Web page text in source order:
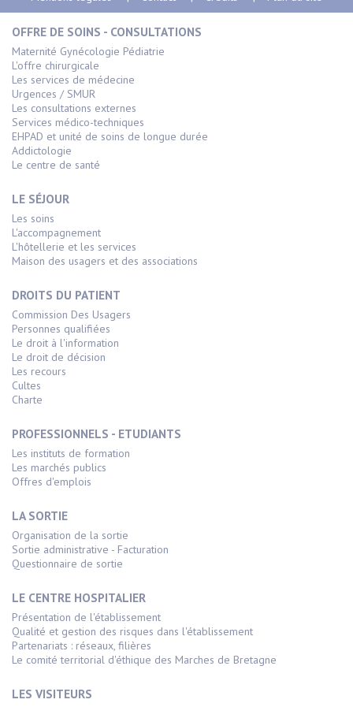
OFFRE DE SOINS - CONSULTATIONS
Maternité Gynécologie Pédiatrie
L'offre chirurgicale
Les services de médecine
Urgences / SMUR
Les consultations externes
Services médico-techniques
EHPAD et unité de soins de longue durée
Addictologie
Le centre de santé
LE SÉJOUR
Les soins
L'accompagnement
L'hôtellerie et les services
Maison des usagers et des associations
DROITS DU PATIENT
Commission Des Usagers
Personnes qualifiées
Le droit à l'information
Le droit de décision
Les recours
Cultes
Charte
PROFESSIONNELS - ETUDIANTS
Les instituts de formation
Les marchés publics
Offres d'emplois
LA SORTIE
Organisation de la sortie
Sortie administrative - Facturation
Questionnaire de sortie
LE CENTRE HOSPITALIER
Présentation de l'établissement
Qualité et gestion des risques dans l'établissement
Partenariats : réseaux, filières
Le comité territorial d'éthique des Marches de Bretagne
LES VISITEURS